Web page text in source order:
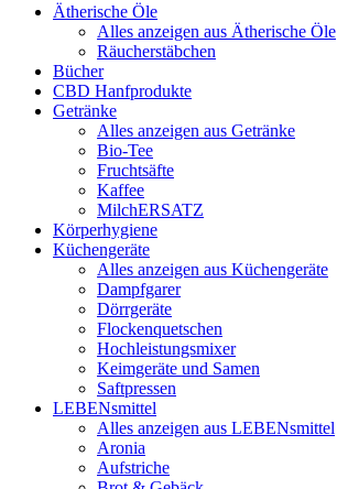
Ätherische Öle
Alles anzeigen aus Ätherische Öle
Räucherstäbchen
Bücher
CBD Hanfprodukte
Getränke
Alles anzeigen aus Getränke
Bio-Tee
Fruchtsäfte
Kaffee
MilchERSATZ
Körperhygiene
Küchengeräte
Alles anzeigen aus Küchengeräte
Dampfgarer
Dörrgeräte
Flockenquetschen
Hochleistungsmixer
Keimgeräte und Samen
Saftpressen
LEBENsmittel
Alles anzeigen aus LEBENsmittel
Aronia
Aufstriche